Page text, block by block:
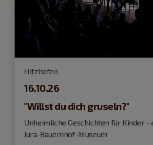
Hitzhofen
16.10.26
"Willst du dich gruseln?"
Unheimliche Geschichten für Kinder -
Jura-Bauernhof-Museum